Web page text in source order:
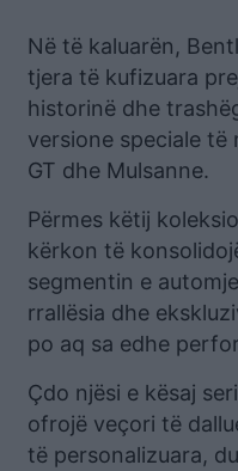
Në të kaluarën,
tjera të kufizuara
historinë dhe
versione speciale të
GT dhe Mulsanne.
Përmes këtij
kërkon të
segmentin e
rrallësia dhe
po aq sa edhe
Çdo njësi e kësaj
ofrojë veçori të
të personalizuara,